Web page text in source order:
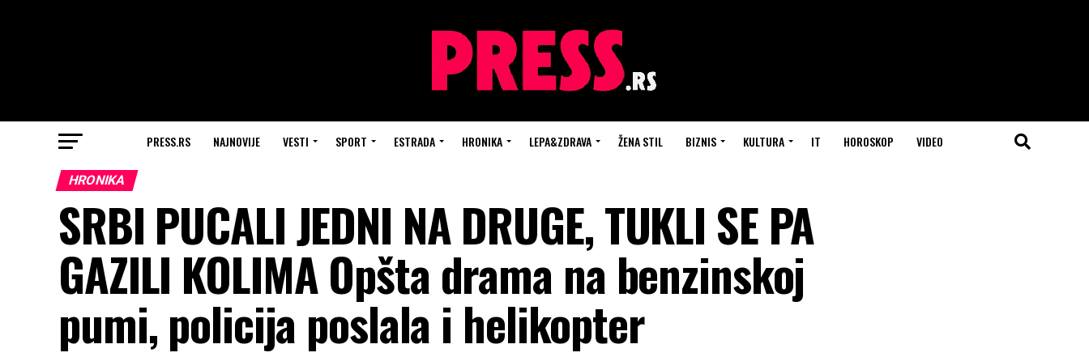
PRESS.RS NAJNOVIJE VESTI SPORT ESTRADA HRONIKA LEPA&ZDRAVA ŽENA STIL BIZNIS KULTURA IT HOROSKOP VIDEO
HRONIKA
SRBI PUCALI JEDNI NA DRUGE, TUKLI SE PA
GAZILI KOLIMA Opšta drama na benzinskoj
pumi, policija poslala i helikopter